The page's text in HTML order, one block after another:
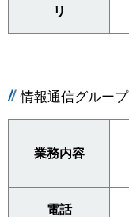
リ
情報通信グループ
業務内容
電話